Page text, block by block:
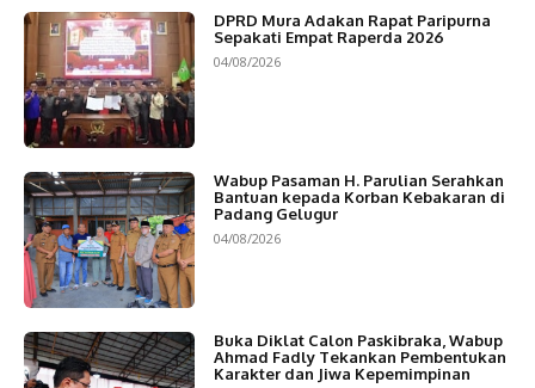
DPRD Mura Adakan Rapat Paripurna
Sepakati Empat Raperda 2026
04/08/2026
Wabup Pasaman H. Parulian Serahkan
Bantuan kepada Korban Kebakaran di
Padang Gelugur
04/08/2026
Buka Diklat Calon Paskibraka, Wabup
Ahmad Fadly Tekankan Pembentukan
Karakter dan Jiwa Kepemimpinan